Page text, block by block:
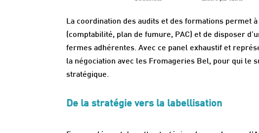
La coordination des audits et des formations permet
(comptabilité, plan de fumure, PAC) et de disposer
fermes adhérentes. Avec ce panel exhaustif et
la négociation avec les Fromageries Bel, pour qui le
stratégique.
De la stratégie vers la labellisation